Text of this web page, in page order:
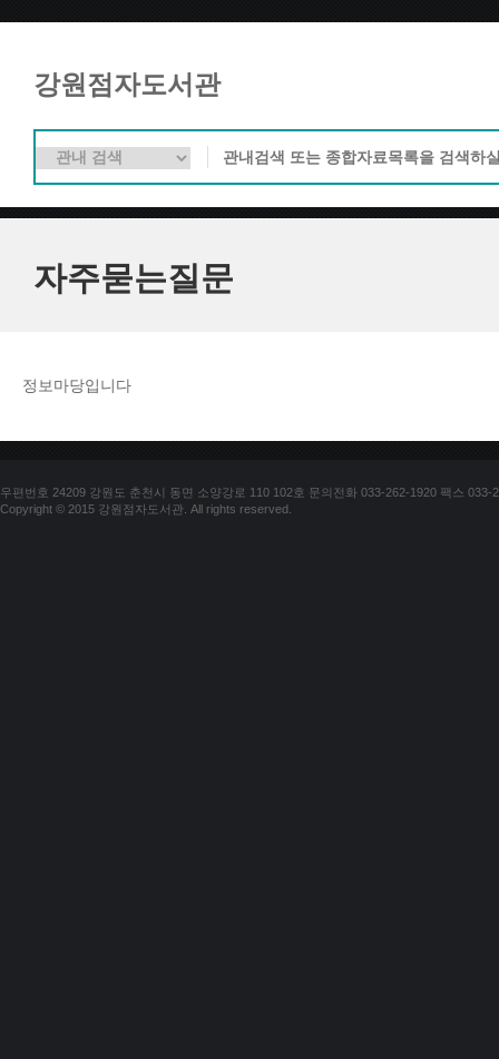
강원점자도서관
자주묻는질문
정보마당입니다
우편번호 24209 강원도 춘천시 동면 소양강로 110 102호 문의전화 033-262-1920 팩스 033-
Copyright © 2015 강원점자도서관. All rights reserved.